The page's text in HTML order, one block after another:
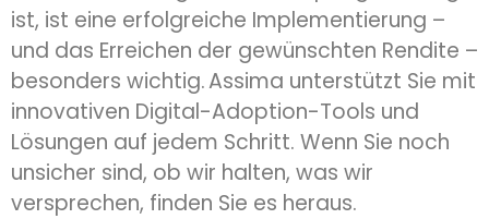
ist, ist eine erfolgreiche Implementierung –
und das Erreichen der gewünschten Rendite –
besonders wichtig.Assima unterstützt Sie mit
innovativen Digital-Adoption-Tools und
Lösungen auf jedem Schritt. Wenn Sie noch
unsicher sind, ob wir halten, was wir
versprechen, finden Sie es heraus.